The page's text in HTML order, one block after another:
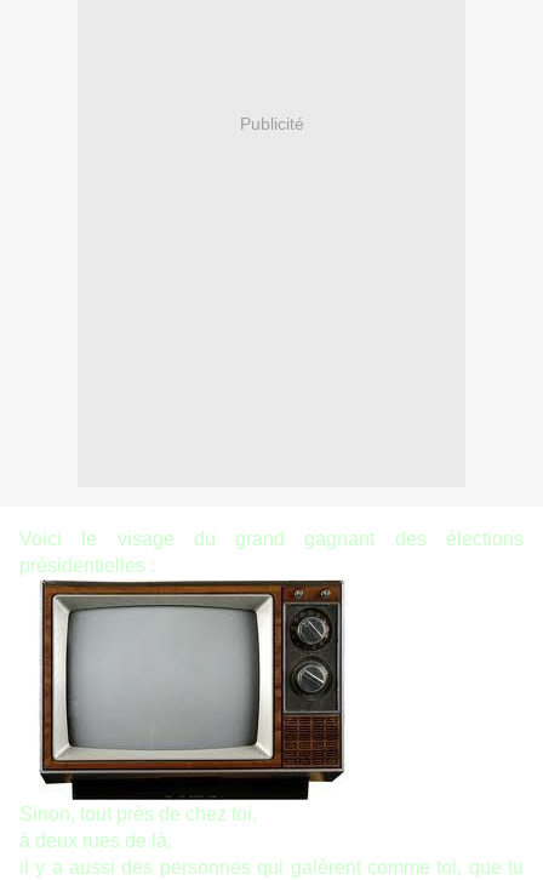
Publicité
Voici le visage du grand gagnant des élections
présidentielles :
Sinon, tout près de chez toi,
à deux rues de là,
il y a aussi des personnes qui galèrent comme toi, que tu